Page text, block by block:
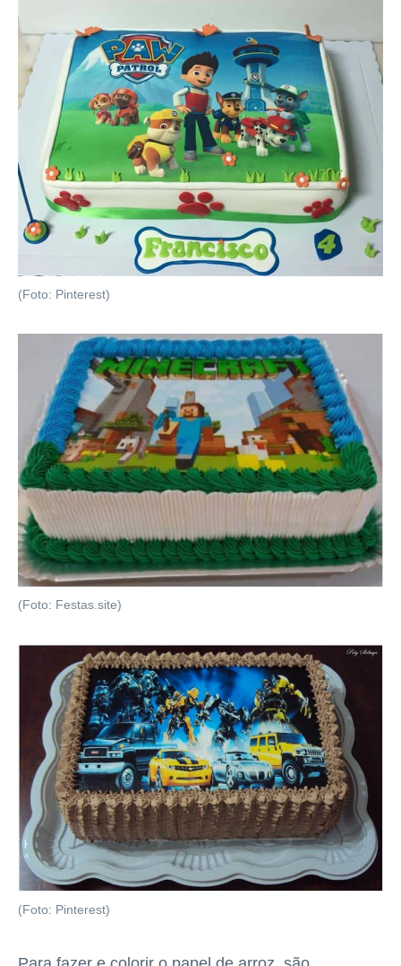
(Foto: Pinterest)
(Foto: Festas.site)
(Foto: Pinterest)